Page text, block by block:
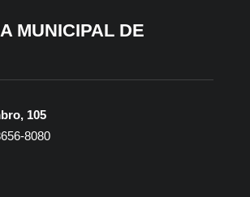
MUNICIPAL DE
105
8080